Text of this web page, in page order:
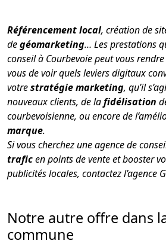
Référencement local, création de
degéomarketing… Les prestations
conseil à Courbevoie peut vous
vous de voir quels leviers digitaux
votrestratégie marketing, qu’il
nouveaux clients, de lafidélisation
courbevoisienne, ou encore de
marque.
Si vous cherchez une agence de
traficen points de vente et booster
publicités locales, contactez l’agence
Notre autre offre dans
commune